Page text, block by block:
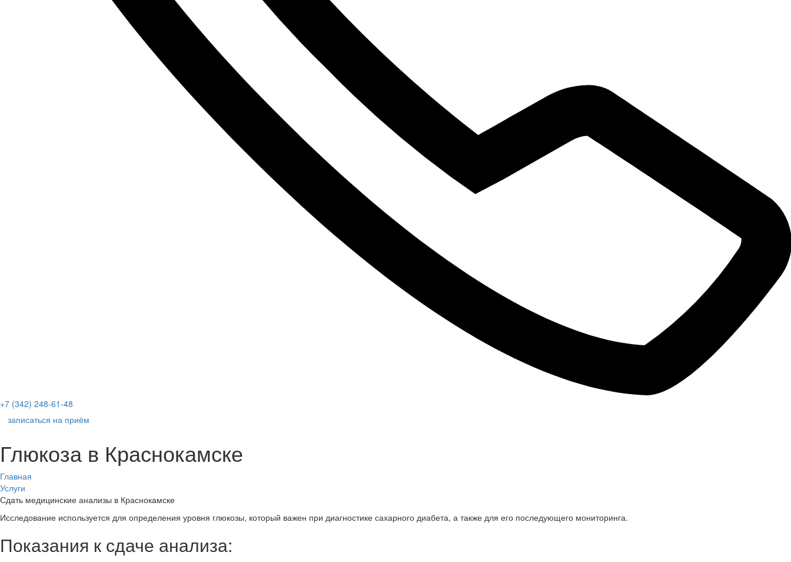
+7 (342) 248-61-48
записаться на приём
Глюкоза в Краснокамске
Главная
Услуги
Сдать медицинские анализы в Краснокамске
Исследование используется для определения уровня глюкозы, который важен при диагностике сахарного диабета, а также для его последующего мониторинга.
Показания к сдаче анализа: